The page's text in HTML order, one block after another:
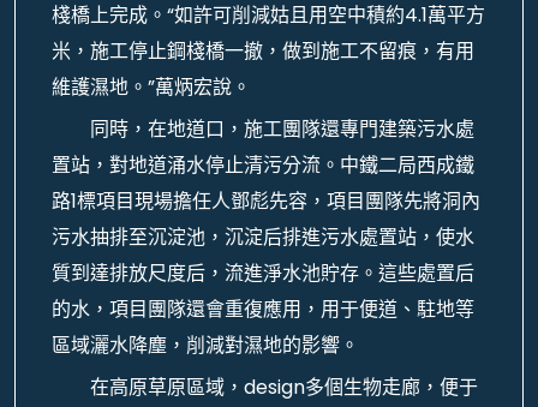
棧橋上完成。“如許可削減姑且用空中積約4.1萬平方
米，施工停止鋼棧橋一撤，做到施工不留痕，有用
維護濕地。”萬炳宏說。
同時，在地道口，施工團隊還專門建築污水處
置站，對地道涌水停止清污分流。中鐵二局西成鐵
路1標項目現場擔任人鄧彪先容，項目團隊先將洞內
污水抽排至沉淀池，沉淀后排進污水處置站，使水
質到達排放尺度后，流進淨水池貯存。這些處置后
的水，項目團隊還會重復應用，用于便道、駐地等
區域灑水降塵，削減對濕地的影響。
在高原草原區域，design多個生物走廊，便于